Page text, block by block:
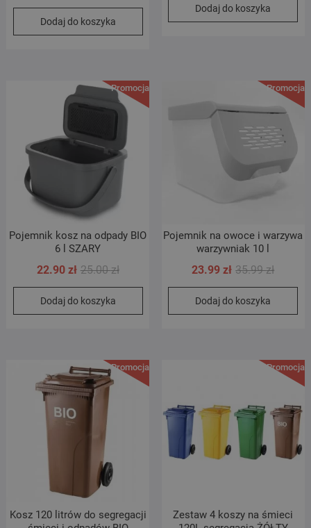
Dodaj do koszyka
25.00
17.90
Dodaj do koszyka
Promocja!
Pojemnik kosz na odpady BIO
6 l SZARY
25.00złPierwotna
cena
25.00 zł.
22.90 zł
Aktualna
cena
22.90 zł.
Dodaj do koszyka
Promocja!
Pojemnik na owoce i warzywa
warzywniak 10 l
35.99zł
cena
35.99
23.99zł
cena
23.99
Dodaj do koszyka
Promocja!
Kosz 120 litrów do segregacji
Promocja!
Zestaw 4 koszy na śmieci